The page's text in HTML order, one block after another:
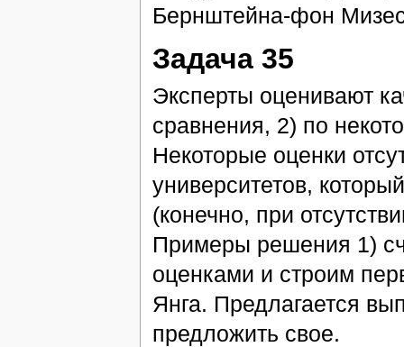
Бернштейна-фон
Задача 35
Эксперты оценивают
сравнения, 2) по
Некоторые оценки
университетов,
(конечно, при
Примеры решения 1)
оценками и строим
Янга. Предлагается
предложить свое.